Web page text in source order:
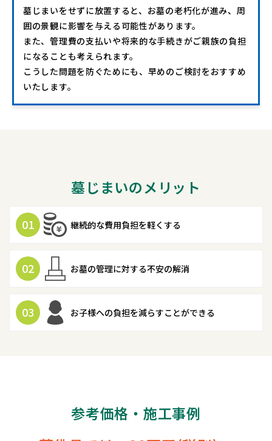
墓じまいをせずに放置すると、お墓の老朽化が進み、周
囲の景観に影響を与える可能性があります。
また、管理費の支払いや将来的な手続きがご親族の負担
になることも考えられます。
こうした問題を防ぐためにも、早めのご検討をおすすめ
いたします。
墓じまいのメリット
01 継続的な費用負担を軽くする
02 お墓の管理に対する不安の解消
03 お子様への負担を減らすことができる
参考価格・施工事例